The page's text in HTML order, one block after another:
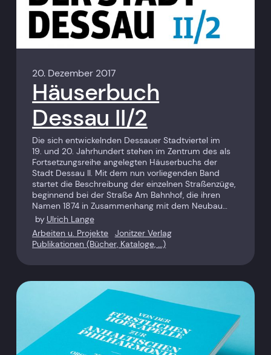
20. Dezember 2017
Häuserbuch
Dessau II/2
Die sich entwickelnden Dessauer Stadtviertel im
19. und 20. Jahr­hundert stehen im Zentrum des als
Fortsetzungsreihe angelegten Häuserbuchs der
Stadt Dessau II. Mit dem nun vorliegenden Band
startet die Beschreibung der einzelnen Straßenzüge,
beginnend bei der Straße Am Bahnhof, die ihren
Namen 1874 in Zusammenhang mit dem Neubau…
by Ulrich Lange
Arbeiten u. Projekte
Jonitzer Verlag
Publikationen (Bücher, Kataloge, …)